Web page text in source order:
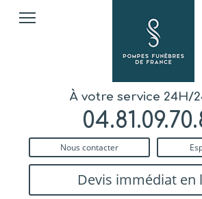
À votre service 24H/
Nous contacter
Devis immédiat en